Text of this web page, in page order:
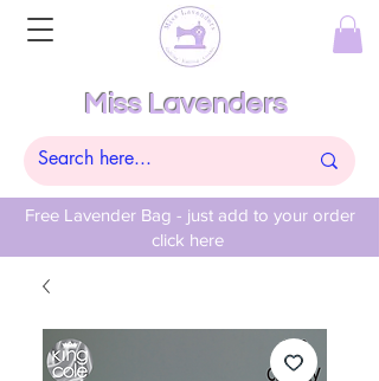
Free Lavender Bag - just add to your order
click here
Miss Lavenders